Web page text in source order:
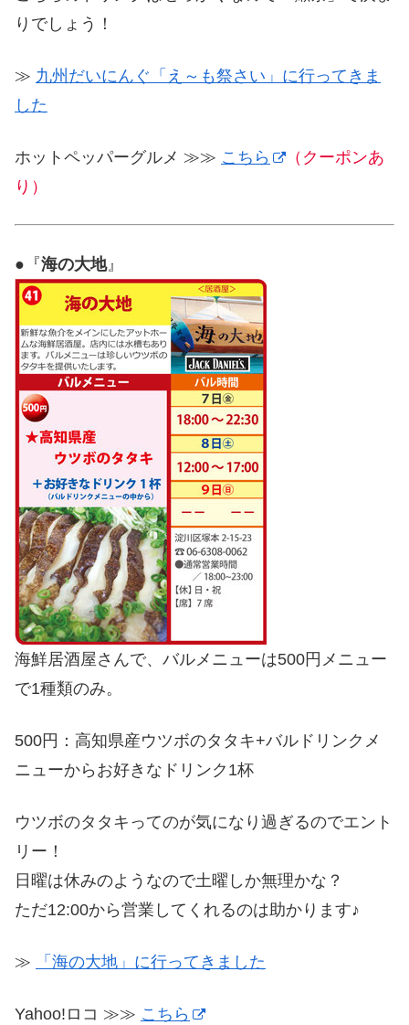
りでしょう！
≫ 九州だいにんぐ「え～も祭さい」に行ってきま
した
ホットペッパーグルメ ≫≫ こちら
（クーポンあ
り）
●『海の大地』
海鮮居酒屋さんで、バルメニューは500円メニュー
で1種類のみ。
500円：高知県産ウツボのタタキ+バルドリンクメ
ニューからお好きなドリンク1杯
ウツボのタタキってのが気になり過ぎるのでエント
リー！
日曜は休みのようなので土曜しか無理かな？
ただ12:00から営業してくれるのは助かります♪
≫ 「海の大地」に行ってきました
Yahoo!ロコ ≫≫ こちら